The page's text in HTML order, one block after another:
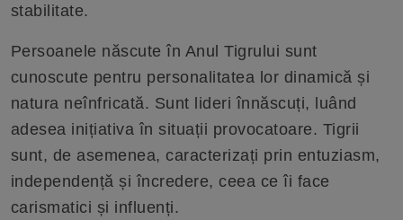
stabilitate.
Persoanele născute în Anul Tigrului sunt
cunoscute pentru personalitatea lor dinamică și
natura neînfricată. Sunt lideri înnăscuți, luând
adesea inițiativa în situații provocatoare. Tigrii
sunt, de asemenea, caracterizați prin entuziasm,
independență și încredere, ceea ce îi face
carismatici și influenți.